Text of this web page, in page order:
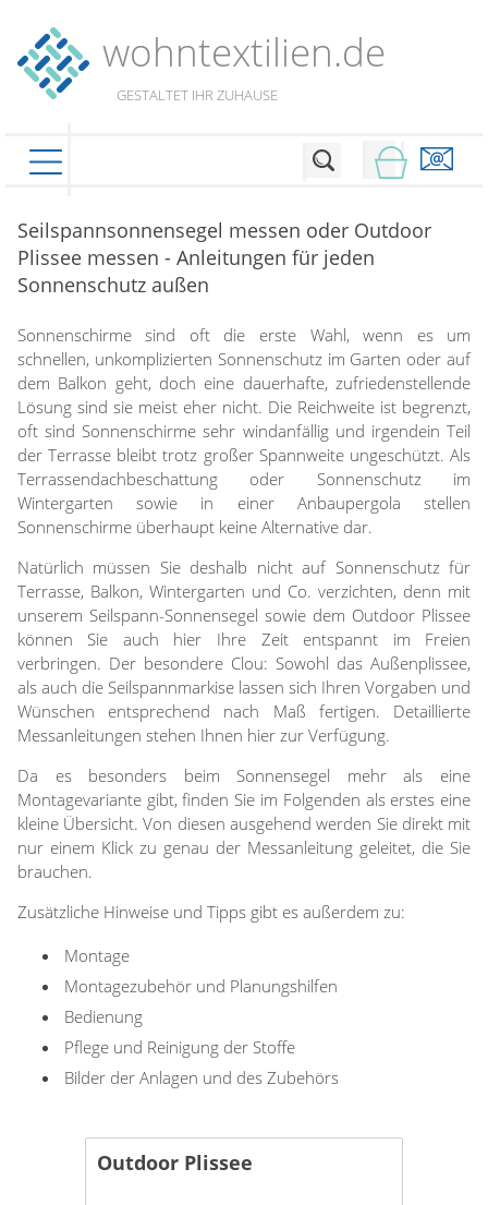
PRODUKTE
Plissee
Plissee nach Maß
Faltstores in Standardgrößen
Wabenplissees
Verdunklungsplissees
Sonnenschutzplissees
Outdoor-Plissees
gemusterte Plissees
günstige Plissees
Plissee Modelle
Plissee Befestigungen
Plissee Messanleitung
Plissee Waschanleitung
Zubehör / Ersatzteile
Rollo
Rollos nach Maß
Rollos in Standardgrößen
Thermo Rollo
Doppelrollo
Klemmrollo
Rollos günstig
Rollo Kinderzimmer
Bambusrollo nach Maß
Bambusrollo in Standardgröße
Rollo Ersatzteile & Zubehör
Dachfenster Rollo
Raffrollo
Raffrollo Maß
Faltrollo / Raffgardinen
Zubehör / Ersatzteile
Flächenvorhang
Flächenvorhang nach Maß
Standard Flächengardinen
Scheibengardinen
Scheibengardinen in Standard-
Lamellenvorhang
Lamellen nach Maß
Fensterformen
Ausstattung / Details
Individual Druck
Messanleitung
Lamellen Ersatzteile & Zubehör
Jalousien
Jalousien nach Maß
günstige Jalousien in
Standardgrößen
Messanleitung
Befestigung
Tischdecke
Markisenstoff
Markisenstoffe nach Maß
Balkon Sichtschutz
Konfigurator
Outdoor-Plissees
Konfigurator
Messanleitung
Gardinen
Schlaufenschals
Ösenschals
Kissen
Kissen
Fensterbilder
Fliegengitter
Gardinenstange
Stoffe
Panneaux
wohntextilien.de
GESTALTET IHR ZUHAUSE
Seilspannsonnensegel messen oder Outdoor
Plissee messen - Anleitungen für jeden
Sonnenschutz außen
Sonnenschirme sind oft die erste Wahl, wenn es um
schnellen, unkomplizierten Sonnenschutz im Garten oder auf
dem Balkon geht, doch eine dauerhafte, zufriedenstellende
Lösung sind sie meist eher nicht. Die Reichweite ist begrenzt,
oft sind Sonnenschirme sehr windanfällig und irgendein Teil
der Terrasse bleibt trotz großer Spannweite ungeschützt. Als
Terrassendachbeschattung oder Sonnenschutz im
Wintergarten sowie in einer Anbaupergola stellen
Sonnenschirme überhaupt keine Alternative dar.
Natürlich müssen Sie deshalb nicht auf Sonnenschutz für
Terrasse, Balkon, Wintergarten und Co. verzichten, denn mit
unserem Seilspann-Sonnensegel sowie dem Outdoor Plissee
können Sie auch hier Ihre Zeit entspannt im Freien
verbringen. Der besondere Clou: Sowohl das Außenplissee,
als auch die Seilspannmarkise lassen sich Ihren Vorgaben und
Wünschen entsprechend nach Maß fertigen. Detaillierte
Messanleitungen stehen Ihnen hier zur Verfügung.
Da es besonders beim Sonnensegel mehr als eine
Montagevariante gibt, finden Sie im Folgenden als erstes eine
kleine Übersicht. Von diesen ausgehend werden Sie direkt mit
nur einem Klick zu genau der Messanleitung geleitet, die Sie
brauchen.
Zusätzliche Hinweise und Tipps gibt es außerdem zu:
Montage
Montagezubehör und Planungshilfen
Bedienung
Pflege und Reinigung der Stoffe
Bilder der Anlagen und des Zubehörs
Outdoor Plissee